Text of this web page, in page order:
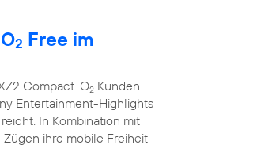
2 Free im
Compact. O2 Kunden
Entertainment-Highlights
In Kombination mit
ihre mobile Freiheit